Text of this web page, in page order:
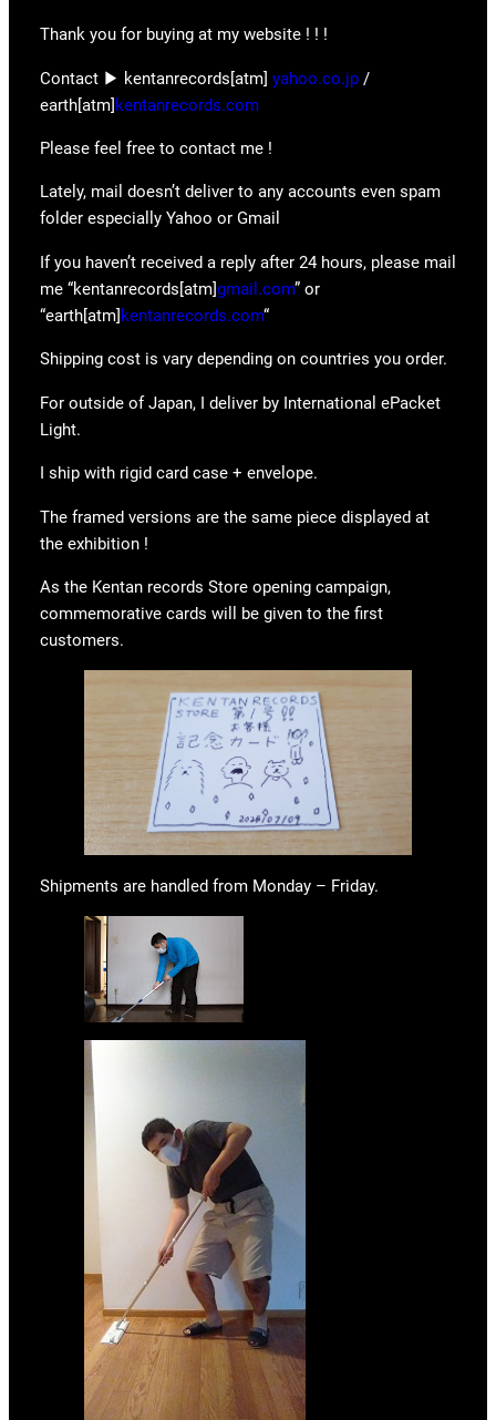
Thank you for buying at my website ! ! !
Contact ▶ kentanrecords[atm] yahoo.co.jp /
earth[atm] kentanrecords.com
Please feel free to contact me !
Lately, mail doesn’t deliver to any accounts even spam
folder especially Yahoo or Gmail
If you haven’t received a reply after 24 hours, please mail
me “kentanrecords[atm]gmail.com” or
“earth[atm] kentanrecords.com“
Shipping cost is vary depending on countries you order.
For outside of Japan, I deliver by International ePacket
Light.
I ship with rigid card case + envelope.
The framed versions are the same piece displayed at
the exhibition !
As the Kentan records Store opening campaign,
commemorative cards will be given to the first
customers.
Shipments are handled from Monday – Friday.